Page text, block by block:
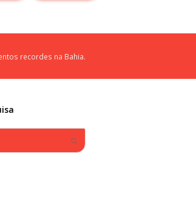
recordes na Bahia.